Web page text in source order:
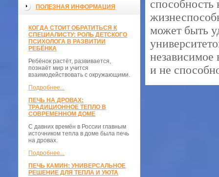
ПОЛЕЗНАЯ ИНФОРМАЦИЯ
КОГДА СТОИТ ОБРАТИТЬСЯ К
СПЕЦИАЛИСТУ: РОЛЬ ДЕТСКОГО
ПСИХОЛОГА В РАЗВИТИИ
РЕБЁНКА
Ребёнок растёт, развивается,
познаёт мир и учится
взаимодействовать с окружающими.
Подробнее...
ПЕЧЬ НА ДРОВАХ:
ТРАДИЦИОННОЕ ТЕПЛО В
СОВРЕМЕННОМ ДОМЕ
С давних времён в России главным
источником тепла в доме была печь
на дровах.
Подробнее...
ПЕЧЬ КАМИН: УНИВЕРСАЛЬНОЕ
РЕШЕНИЕ ДЛЯ ТЕПЛА И УЮТА
может быть
независимое
и не